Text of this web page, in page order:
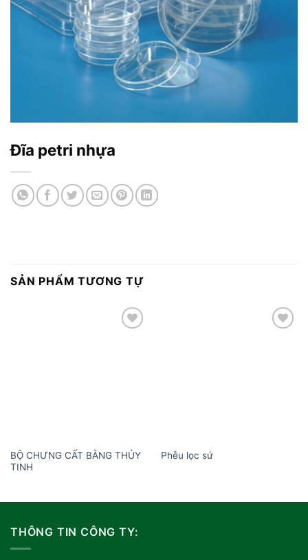
Đĩa petri nhựa
SẢN PHẨM TƯƠNG TỰ
BỘ CHƯNG CẤT BẰNG THỦY
TINH
Phễu lọc sứ
THÔNG TIN CÔNG TY: